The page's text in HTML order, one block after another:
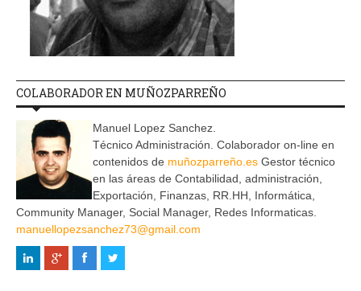
COLABORADOR EN MUÑOZPARREÑO
Manuel Lopez Sanchez.
Técnico Administración. Colaborador on-line en
contenidos de muñozparreño.es Gestor técnico
en las áreas de Contabilidad, administración,
Exportación, Finanzas, RR.HH, Informática,
Community Manager, Social Manager, Redes Informaticas.
manuellopezsanchez73@gmail.com